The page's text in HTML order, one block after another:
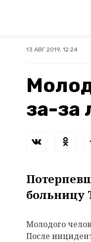
13 АВГ 2019, 12:24
за-за
больницу
Молодого
После